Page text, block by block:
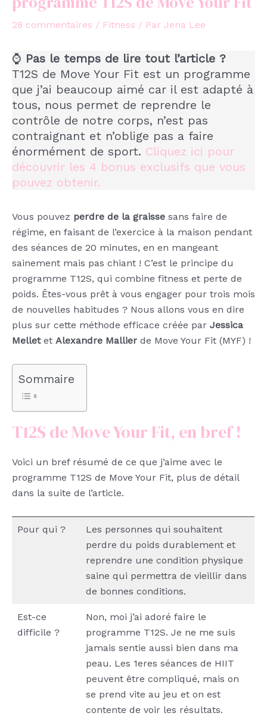
28 commentaires / Fitness / Par Jena Lee
⌚ Pas le temps de lire tout l’article ?
T12S de Move Your Fit est un programme
que j’ai beaucoup aimé car il est adapté à
tous, nous permet de reprendre le
contrôle de notre corps, n’est pas
contraignant et n’oblige pas a faire
énormément de sport. Cliquez ici pour
découvrir les 4 bonus exclusifs que vous
pouvez obtenir.
Vous pouvez perdre de la graisse sans faire de
régime, en faisant de l’exercice à la maison pendant
des séances de 20 minutes, en en mangeant
sainement mais pas chiant ! C’est le principe du
programme T12S, qui combine fitness et perte de
poids. Êtes-vous prêt à vous engager pour trois mois
de nouvelles habitudes ? Nous allons vous en dire
plus sur cette méthode efficace créée par Jessica
Melletet Alexandre Mallier de Move Your Fit (MYF) !
Sommaire
T12S de Move Your Fit, en bref !
Voici un bref résumé de ce que j’aime avec le
programme T12S de Move Your Fit, plus de détail
dans la suite de l’article.
Pour qui ?
Les personnes qui souhaitent
perdre du poids durablement et
reprendre une condition physique
saine qui permettra de vieillir dans
de bonnes conditions.
Est-ce
difficile ?
Non, moi j’ai adoré faire le
programme T12S. Je ne me suis
jamais sentie aussi bien dans ma
peau. Les 1eres séances de HIIT
peuvent être compliqué, mais on
se prend vite au jeu et on est
contente de voir les résultats.